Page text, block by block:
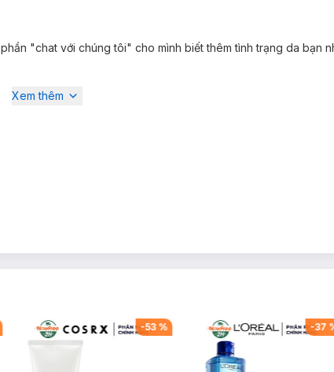
"chat với chúng tôi" cho mình biết thêm tình trạng da bạn
Xem thêm
-53% -37